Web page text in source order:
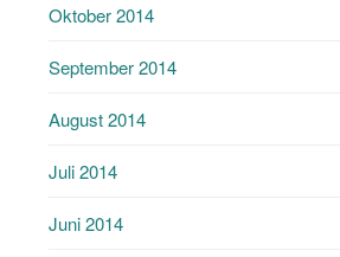
Oktober 2014
September 2014
August 2014
Juli 2014
Juni 2014